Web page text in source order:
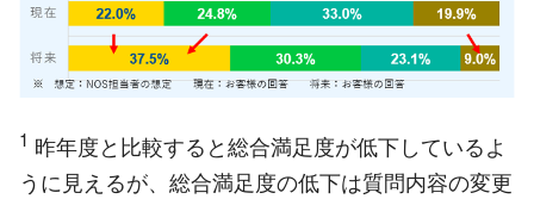
1 昨年度と比較すると総合満足度が低下しているよ
うに見えるが、総合満足度の低下は質問内容の変更